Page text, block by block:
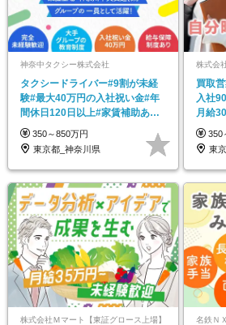
神奈中タクシー株式会社
タクシードライバー#9割が未経
験#最大40万円の入社祝い金#年
間休日120日以上#家賃補助あり#
給与保証あり
350～850万円
東京都_神奈川県
株式会
買取
入社
月給
定！
350
東
株式会社Ｍマート【東証グロース上場】 名鉄Ｎ